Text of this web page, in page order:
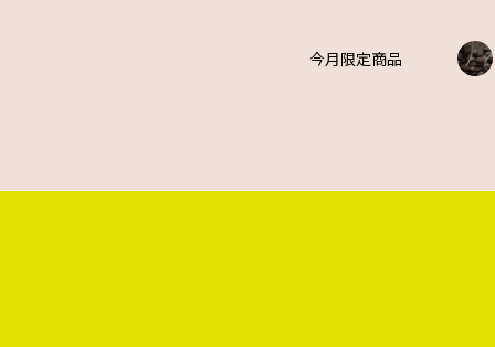
今月限定商品